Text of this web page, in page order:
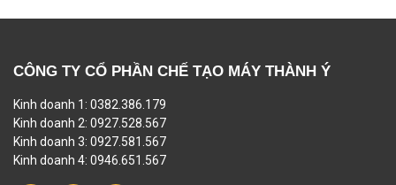
CÔNG TY CỔ PHẦN CHẾ TẠO MÁY THÀNH Ý
Kinh doanh 1: 0382.386.179
Kinh doanh 2: 0927.528.567
Kinh doanh 3: 0927.581.567
Kinh doanh 4: 0946.651.567